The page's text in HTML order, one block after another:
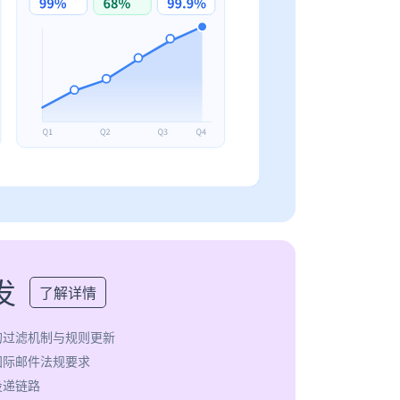
了解详情
滤机制与规则更新
邮件法规要求
链路